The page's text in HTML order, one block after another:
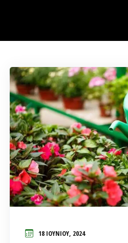
18 ΙΟΥΝΊΟΥ, 2024